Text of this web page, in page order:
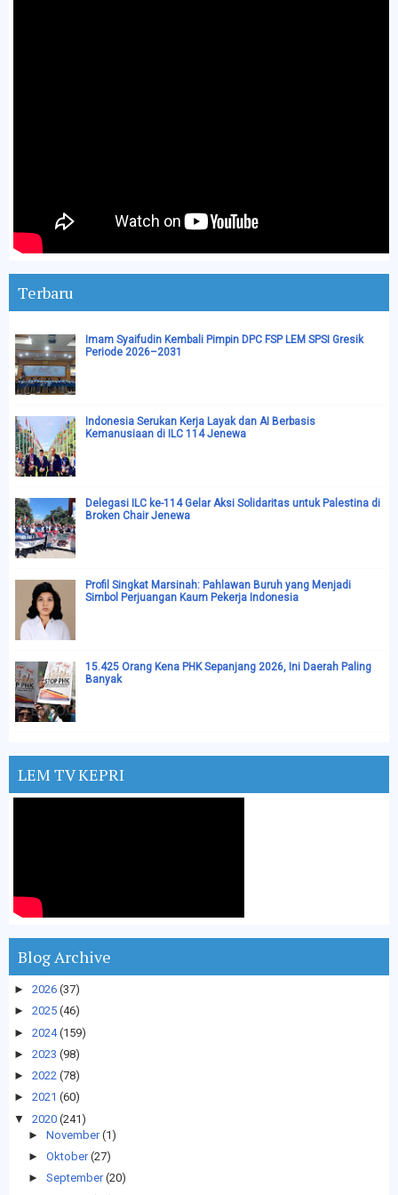
Terbaru
Imam Syaifudin Kembali Pimpin DPC FSP LEM SPSI Gresik
Periode 2026–2031
Indonesia Serukan Kerja Layak dan AI Berbasis
Kemanusiaan di ILC 114 Jenewa
Delegasi ILC ke-114 Gelar Aksi Solidaritas untuk Palestina di
Broken Chair Jenewa
Profil Singkat Marsinah: Pahlawan Buruh yang Menjadi
Simbol Perjuangan Kaum Pekerja Indonesia
15.425 Orang Kena PHK Sepanjang 2026, Ini Daerah Paling
Banyak
LEM TV KEPRI
Blog Archive
► 2026 (37)
► 2025 (46)
► 2024 (159)
► 2023 (98)
► 2022 (78)
► 2021 (60)
▼
2020 (241)
► November (1)
► Oktober (27)
► September (20)